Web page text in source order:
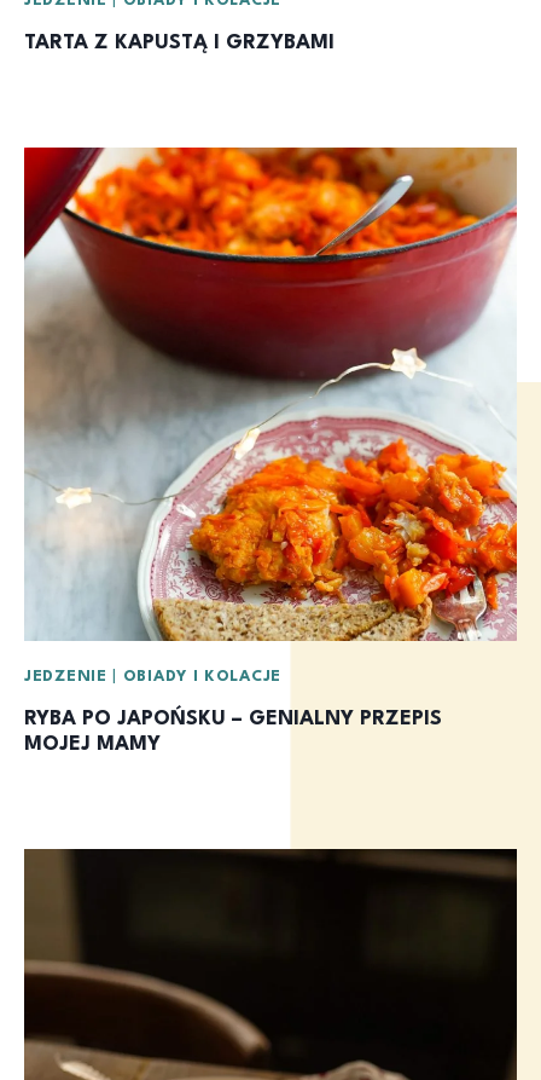
TARTA Z KAPUSTĄ I GRZYBAMI
JEDZENIE OBIADY I KOLACJE
RYBA PO JAPOŃSKU – GENIALNY PRZEPIS
MOJEJ MAMY